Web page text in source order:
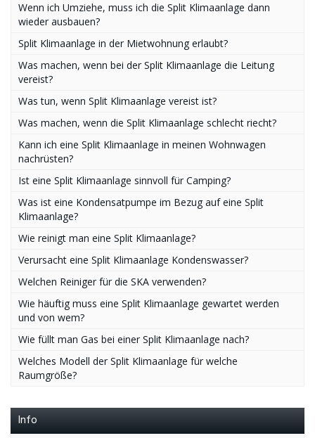
Wenn ich Umziehe, muss ich die Split Klimaanlage dann
wieder ausbauen?
Split Klimaanlage in der Mietwohnung erlaubt?
Was machen, wenn bei der Split Klimaanlage die Leitung
vereist?
Was tun, wenn Split Klimaanlage vereist ist?
Was machen, wenn die Split Klimaanlage schlecht riecht?
Kann ich eine Split Klimaanlage in meinen Wohnwagen
nachrüsten?
Ist eine Split Klimaanlage sinnvoll für Camping?
Was ist eine Kondensatpumpe im Bezug auf eine Split
Klimaanlage?
Wie reinigt man eine Split Klimaanlage?
Verursacht eine Split Klimaanlage Kondenswasser?
Welchen Reiniger für die SKA verwenden?
Wie häuftig muss eine Split Klimaanlage gewartet werden
und von wem?
Wie füllt man Gas bei einer Split Klimaanlage nach?
Welches Modell der Split Klimaanlage für welche
Raumgröße?
Info